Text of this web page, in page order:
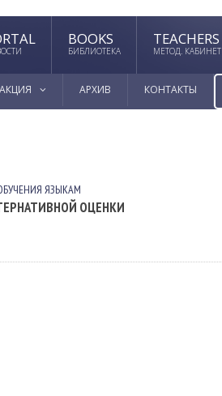
BOOKS
БИБЛИОТЕКА
TEACHERS
МЕТОД. КАБИНЕТ
АРХИВ КОНТАКТЫ
ЯЗЫКАМ
ОЦЕНКИ